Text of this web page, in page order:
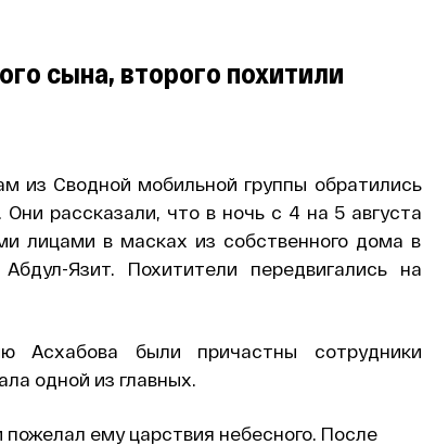
сына, второго похитили
из Сводной мобильной группы обратились
рассказали, что в ночь с 4 на 5 августа
лицами в масках из собственного дома в
Язит. Похитители передвигались на
Асхабова были причастны сотрудники
одной из главных.
пожелал ему царствия небесного. После